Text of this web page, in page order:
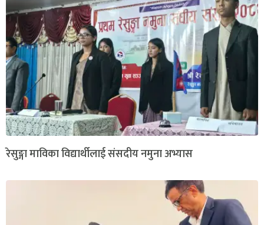
रेसुङ्गा माविका विद्यार्थीलाई संसदीय नमुना अभ्यास